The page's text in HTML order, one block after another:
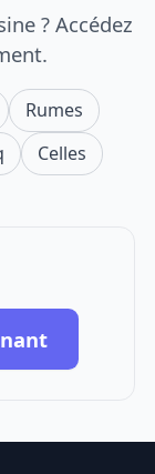
? Accédez
Rumes
Celles